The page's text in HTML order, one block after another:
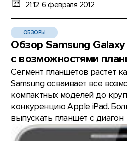
21:12, 6 февраля 2012
ОБЗОРЫ
Обзор Samsung
с возможностями
Сегмент планшетов растет
Samsung осваивает все
компактных моделей до
конкуренцию Apple iPad.
выпускать планшет с диагон